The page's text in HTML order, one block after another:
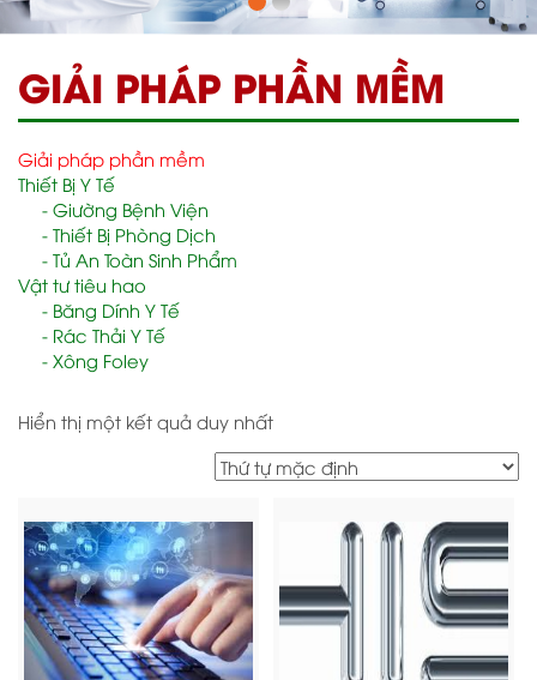
GIẢI PHÁP PHẦN MỀM
Giải pháp phần mềm
Thiết Bị Y Tế
Giường Bệnh Viện
Thiết Bị Phòng Dịch
Tủ An Toàn Sinh Phẩm
Vật tư tiêu hao
Băng Dính Y Tế
Rác Thải Y Tế
Xông Foley
Hiển thị một kết quả duy nhất